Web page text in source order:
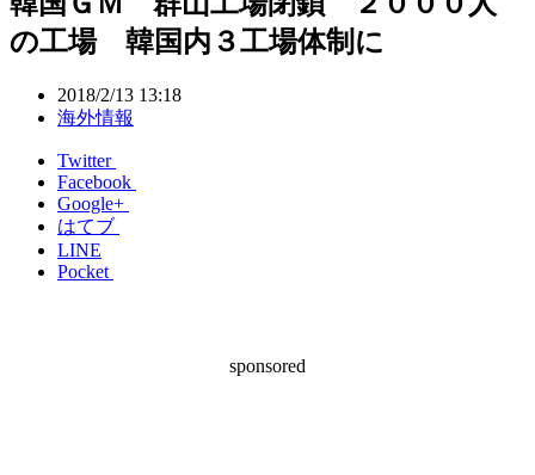
の工場 韓国内３工場体制に
2018/2/13 13:18
海外情報
Twitter
Facebook
Google+
はてブ
LINE
Pocket
sponsored